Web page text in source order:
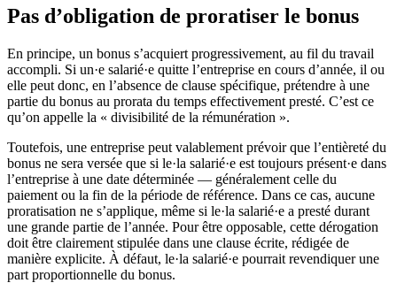
Pas d’obligation de proratiser le bonus
En principe, un bonus s’acquiert progressivement, au fil du travail
accompli. Si un·e salarié·e quitte l’entreprise en cours d’année, il ou
elle peut donc, en l’absence de clause spécifique, prétendre à une
partie du bonus au prorata du temps effectivement presté. C’est ce
qu’on appelle la « divisibilité de la rémunération ».
Toutefois, une entreprise peut valablement prévoir que l’entièreté du
bonus ne sera versée que si le·la salarié·e est toujours présent·e dans
l’entreprise à une date déterminée — généralement celle du
paiement ou la fin de la période de référence. Dans ce cas, aucune
proratisation ne s’applique, même si le·la salarié·e a presté durant
une grande partie de l’année. Pour être opposable, cette dérogation
doit être clairement stipulée dans une clause écrite, rédigée de
manière explicite. À défaut, le·la salarié·e pourrait revendiquer une
part proportionnelle du bonus.